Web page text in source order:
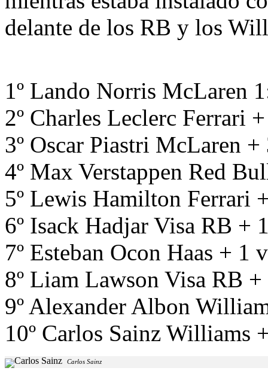
delante de los RB y los
1º Lando Norris McLaren
2º Charles Leclerc Ferrari
3º Oscar Piastri McLaren
4º Max Verstappen Red
5º Lewis Hamilton Ferrari
6º Isack Hadjar Visa RB +
7º Esteban Ocon Haas + 1
8º Liam Lawson Visa RB
9º Alexander Albon
10º Carlos Sainz Williams
Carlos Sainz